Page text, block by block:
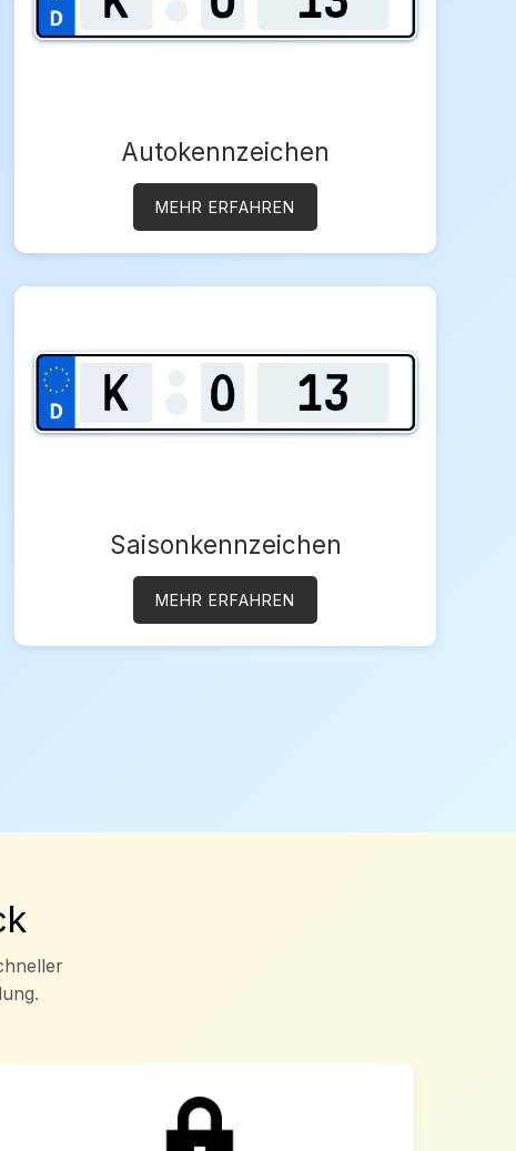
Autokennzeichen
MEHR ERFAHREN
Saisonkennzeichen
MEHR ERFAHREN